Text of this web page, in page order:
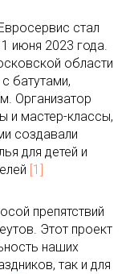
стал
июня 2023 года.
области
батутами,
Организатор
и мастер-классы,
создавали
для детей и
[1]
препятствий
Этот проект
наших
так и для